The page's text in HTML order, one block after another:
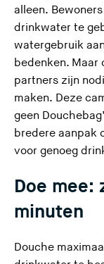
alleen.
drinkwater te
watergebruik
bedenken. Maar
partners zijn
maken. Deze
geen
bredere aanpak
voor genoeg
Doe mee:
minuten
Douche